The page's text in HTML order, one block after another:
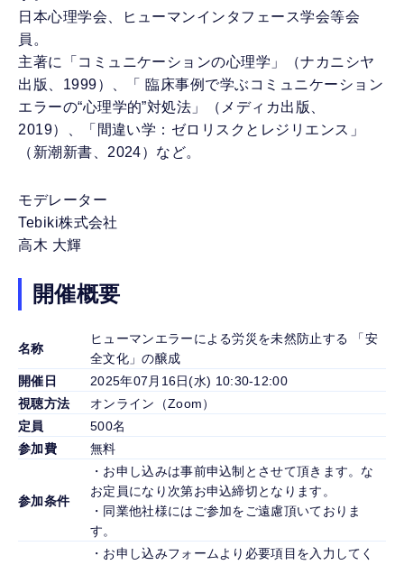
日本心理学会、ヒューマンインタフェース学会等会
員。
主著に「コミュニケーションの心理学」（ナカニシヤ
出版、1999）、「 臨床事例で学ぶコミュニケーション
エラーの“心理学的”対処法」（メディカ出版、
2019）、「間違い学：ゼロリスクとレジリエンス」
（新潮新書、2024）など。
モデレーター
Tebiki株式会社
高木 大輝
開催概要
名称
ヒューマンエラーによる労災を未然防止する 「安
全文化」の醸成
開催日
2025年07月16日(水) 10:30-12:00
視聴方法
オンライン（Zoom）
定員
500名
参加費
無料
参加条件
・お申し込みは事前申込制とさせて頂きます。な
お定員になり次第お申込締切となります。
・同業他社様にはご参加をご遠慮頂いておりま
す。
・お申し込みフォームより必要項目を入力してく